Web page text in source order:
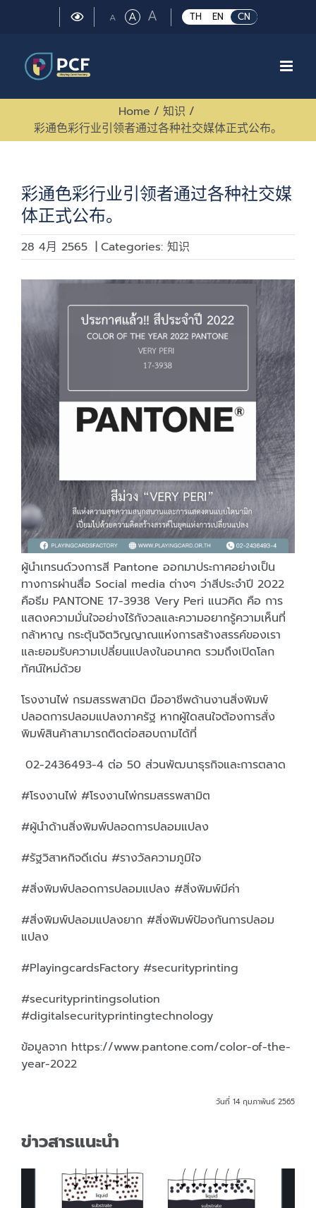
TH EN CN
A Small
ARegular
ALarge
font
Home / 知识 /
彩通色彩行业引领者通过各种社交媒体正式公布。
彩通色彩行业引领者通过各种社交媒
体正式公布。
28 4月 2565 | Categories: 知识
ผู้นำเทรนด์วงการสี Pantone ออกมาประกาศอย่างเป็น
ทางการผ่านสื่อ Social media ต่างๆ ว่าสีประจำปี 2022
คือธีม PANTONE 17-3938 Very Peri แนวคิด คือ การ
แสดงความมั่นใจอย่างไร้กังวลและความอยากรู้ความเห็นที่
กล้าหาญ กระตุ้นจิตวิญญาณแห่งการสร้างสรรค์ของเรา
และยอมรับความเปลี่ยนแปลงในอนาคต รวมถึงเปิดโลก
ทัศน์ใหม่ด้วย
โรงงานไพ่ กรมสรรพสามิต มืออาชีพด้านงานสิ่งพิมพ์
ปลอดการปลอมแปลงภาครัฐ หากผู้ใดสนใจต้องการสั่ง
พิมพ์สินค้าสามารถติดต่อสอบถามได้ที่
02-2436493-4 ต่อ 50 ส่วนพัฒนาธุรกิจและการตลาด
#โรงงานไพ่ #โรงงานไพ่กรมสรรพสามิต
#ผู้นำด้านสิ่งพิมพ์ปลอดการปลอมแปลง
#รัฐวิสาหกิจดีเด่น #รางวัลความภูมิใจ
#สิ่งพิมพ์ปลอดการปลอมแปลง #สิ่งพิมพ์มีค่า
#สิ่งพิมพ์ปลอมแปลงยาก #สิ่งพิมพ์ป้องกันการปลอม
แปลง
#PlayingcardsFactory #securityprinting
#securityprintingsolution
#digitalsecurityprintingtechnology
ข้อมูลจาก https://www.pantone.com/color-of-the-
year-2022
วันที่ 14 กุมภาพันธ์ 2565
ข่าวสารแนะนำ